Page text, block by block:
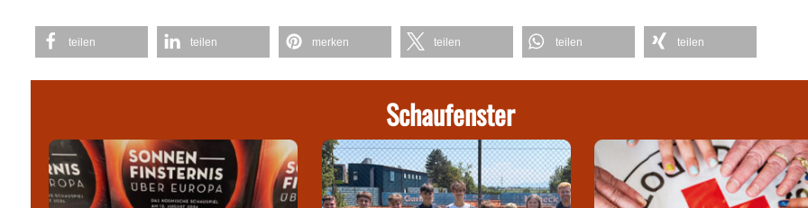
teilen teilen merken teilen teilen teilen
Schaufenster